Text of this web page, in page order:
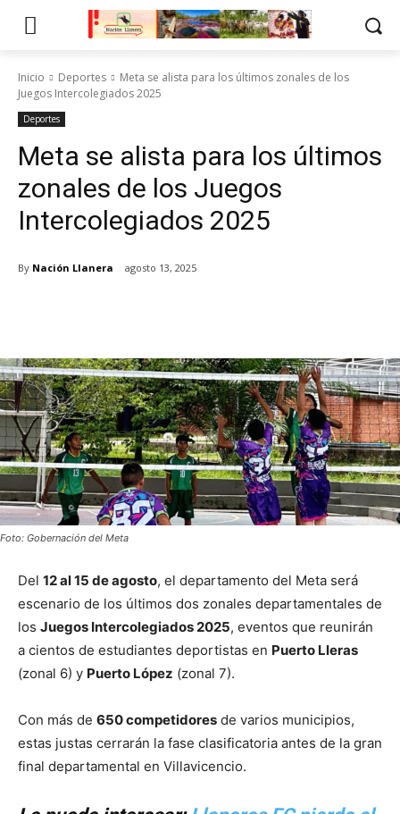
Inicio Deportes
Meta se alista para los últimos zonales de los
Juegos Intercolegiados 2025
Deportes
Meta se alista para los últimos
zonales de los Juegos
Intercolegiados 2025
By Nación Llanera agosto 13, 2025
Foto: Gobernación del Meta
Del 12 al 15 de agosto, el departamento del Meta será
escenario de los últimos dos zonales departamentales de
los Juegos Intercolegiados 2025, eventos que reunirán
a cientos de estudiantes deportistas en Puerto Lleras
(zonal 6) y Puerto López (zonal 7).
Con más de 650 competidores de varios municipios,
estas justas cerrarán la fase clasificatoria antes de la gran
final departamental en Villavicencio.